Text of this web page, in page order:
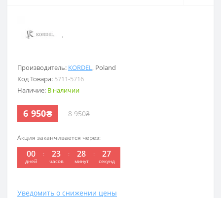
Производитель: KORDEL, Poland
Код Товара: 5711-5716
Наличие: В наличии
6 950₴ 8 950₴
Акция заканчивается через:
00
дней
23
часов
28
минут
26
секунд
Уведомить о снижении цены
.